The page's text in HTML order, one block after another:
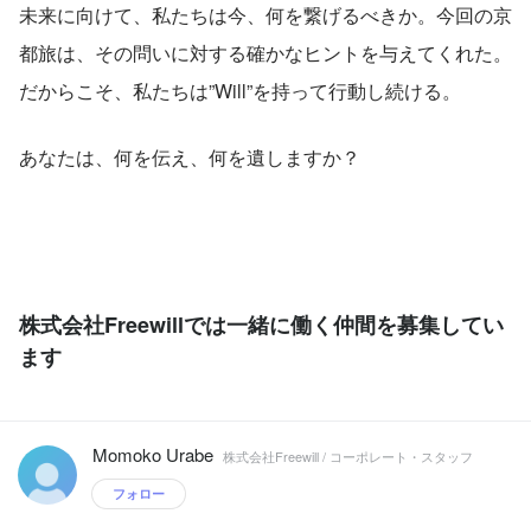
未来に向けて、私たちは今、何を繋げるべきか。今回の京
都旅は、その問いに対する確かなヒントを与えてくれた。
だからこそ、私たちは”Will”を持って行動し続ける。
あなたは、何を伝え、何を遺しますか？
株式会社Freewillでは一緒に働く仲間を募集してい
ます
Momoko Urabe 株式会社Freewill / コーポレート・スタッフ
フォロー